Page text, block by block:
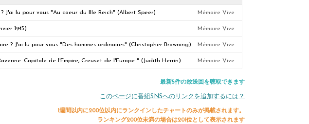
J'ai lu pour vous "Au coeur du IIIe Reich" (Albert Speer) Mémoire Vive
1945) Mémoire Vive
? J'ai lu pour vous "Des hommes ordinaires" (Christopher Browning) Mémoire Vive
Capitale de l'Empire, Creuset de l'Europe " (Judith Herrin) Mémoire Vive
最新5件の放送回を聴取できます
このページに番組SNSへのリンクを追加するには？
1週間以内に200位以内にランクインしたチャートのみが掲載されます。
ランキング200位未満の場合は201位として表示されます